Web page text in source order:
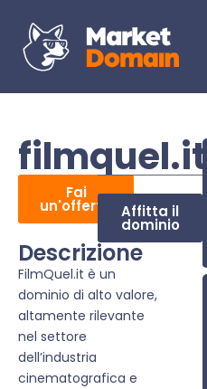
filmquel.it
Fai
un'offerta Affitta il
dominio
Descrizione
FilmQuel.it è un
dominio di alto valore,
altamente rilevante
nel settore
dell’industria
cinematografica e